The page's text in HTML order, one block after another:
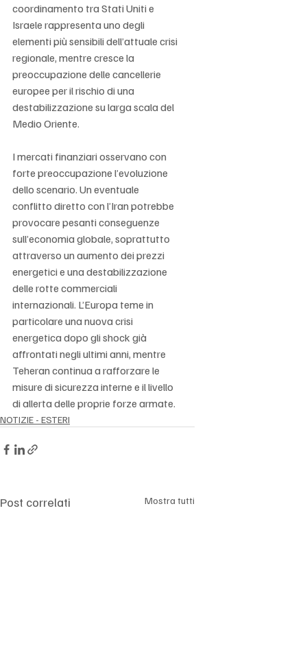
coordinamento tra Stati Uniti e
Israele rappresenta uno degli
elementi più sensibili dell’attuale crisi
regionale, mentre cresce la
preoccupazione delle cancellerie
europee per il rischio di una
destabilizzazione su larga scala del
Medio Oriente.
I mercati finanziari osservano con
forte preoccupazione l’evoluzione
dello scenario. Un eventuale
conflitto diretto con l’Iran potrebbe
provocare pesanti conseguenze
sull’economia globale, soprattutto
attraverso un aumento dei prezzi
energetici e una destabilizzazione
delle rotte commerciali
internazionali. L’Europa teme in
particolare una nuova crisi
energetica dopo gli shock già
affrontati negli ultimi anni, mentre
Teheran continua a rafforzare le
misure di sicurezza interne e il livello
di allerta delle proprie forze armate.
NOTIZIE - ESTERI
Post correlati Mostra tutti